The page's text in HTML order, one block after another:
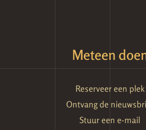
Meteen
Reserveer een plek
Ontvang de
Stuur een e-mail